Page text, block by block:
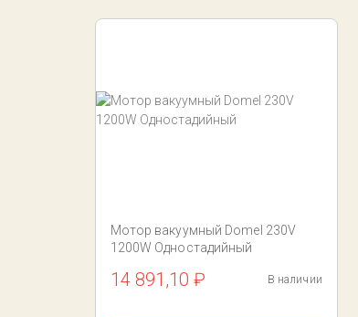
Мотор вакуумный Domel 230V
1200W Одностадийный
14 891,10 ₽ В наличии